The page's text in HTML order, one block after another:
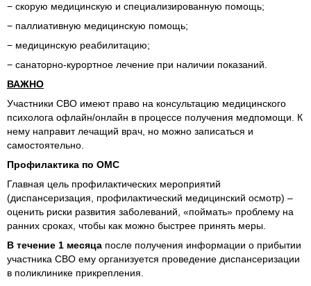
− скорую медицинскую и специализированную помощь;
− паллиативную медицинскую помощь;
− медицинскую реабилитацию;
− санаторно-курортное лечение при наличии показаний.
ВАЖНО
Участники СВО имеют право на консультацию медицинского
психолога офлайн/онлайн в процессе получения медпомощи. К
нему направит лечащий врач, но можно записаться и
самостоятельно.
Профилактика по ОМС
Главная цель профилактических мероприятий
(диспансеризация, профилактический медицинский осмотр) –
оценить риски развития заболеваний, «поймать» проблему на
ранних сроках, чтобы как можно быстрее принять меры.
В течение 1 месяца после получения информации о прибытии
участника СВО ему организуется проведение диспансеризации
в поликлинике прикрепления.